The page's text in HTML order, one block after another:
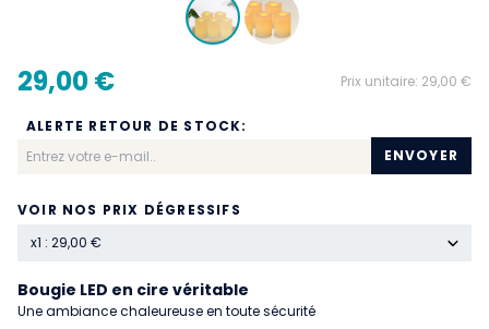
29,00 € Prix unitaire: 29,00 €
ALERTE RETOUR DE STOCK:
ENVOYER
Bougie LED en cire véritable
Une ambiance chaleureuse en toute sécurité
VOIR NOS PRIX DÉGRESSIFS
x1 : 29,00 €